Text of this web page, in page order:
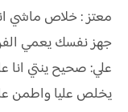
معتز : خلاص ماشي
جهز نفسك يعمي
علي: صحيح ينتي انا
يخلص عليا واطمن